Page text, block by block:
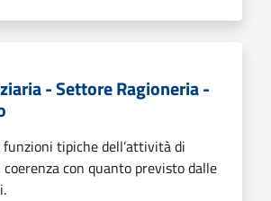
- Settore Ragioneria -
funzioni tipiche dell’attività di
con quanto previsto dalle